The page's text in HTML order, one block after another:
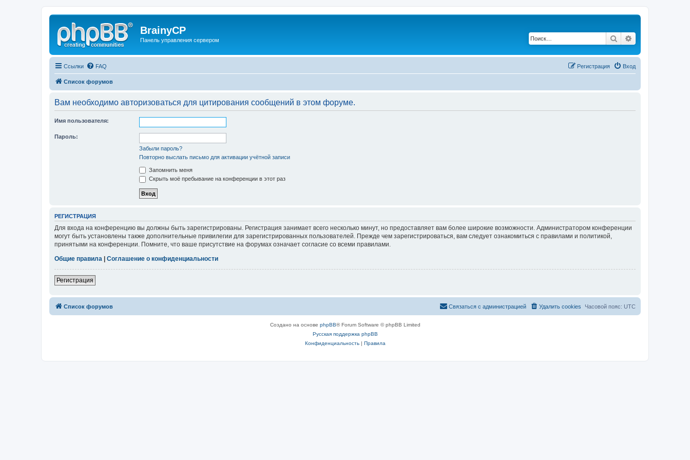
BrainyCP
Панель управления сервером Поиск
Ссылки FAQ Вход
Регистрация
Список форумов
Вам необходимо авторизоваться для цитирования сообщений в этом форуме.
Имя пользователя:
Пароль:
Забыли пароль?
Повторно выслать письмо для активации учётной записи
Запомнить меня
Скрыть моё пребывание на конференции в этот раз
РЕГИСТРАЦИЯ
Для входа на конференцию вы должны быть зарегистрированы. Регистрация занимает всего несколько минут, но предоставляет вам более широкие возможности. Администратором конференции
могут быть установлены также дополнительные привилегии для зарегистрированных пользователей. Прежде чем зарегистрироваться, вам следует ознакомиться с правилами и политикой,
принятыми на конференции. Помните, что ваше присутствие на форумах означает согласие со всеми правилами.
Общие правила
Соглашение о конфиденциальности
Регистрация
Список форумов Часовой пояс: UTC
Удалить cookies
Связаться с администрацией
Создано на основе phpBB® Forum Software © phpBB Limited
Русская поддержка phpBB
Конфиденциальность| Правила